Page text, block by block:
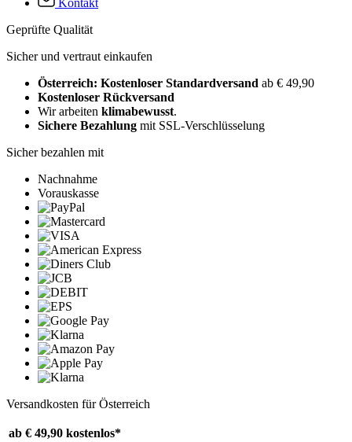
Geprüfte Qualität
Sicher und vertraut einkaufen
Österreich: Kostenloser Standardversand ab € 49,90
Kostenloser Rückversand
Wir arbeiten klimabewusst.
Sichere Bezahlung mit SSL-Verschlüsselung
Sicher bezahlen mit
Nachnahme
Vorauskasse
Versandkosten für Österreich
ab € 49,90 kostenlos*